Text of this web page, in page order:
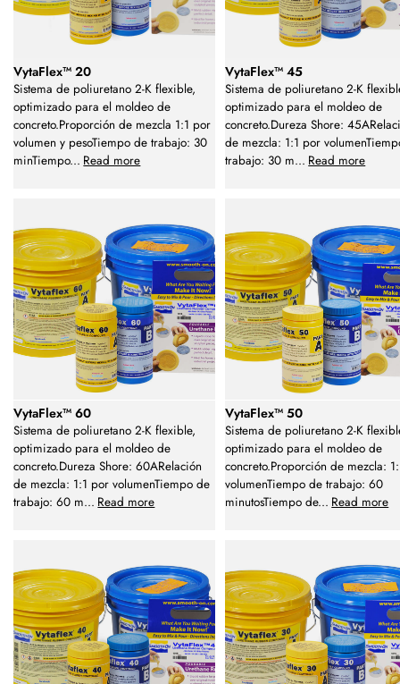
VytaFlex™ 20
Sistema de poliuretano 2-K flexible,
optimizado para el moldeo de
concreto.Proporción de mezcla 1:1 por
volumen y pesoTiempo de trabajo: 30
minTiempo... Read more
VytaFlex™ 45
Sistema de poliuretano 2-K
optimizado para el moldeo de
concreto.Dureza Shore:
de mezcla: 1:1 por
trabajo: 30 m... Read more
VytaFlex™ 60
Sistema de poliuretano 2-K flexible,
optimizado para el moldeo de
concreto.Dureza Shore: 60ARelación
de mezcla: 1:1 por volumenTiempo de
trabajo: 60 m... Read more
VytaFlex™ 50
Sistema de poliuretano 2-K
optimizado para el moldeo de
concreto.Proporción de mezcla:
volumenTiempo de trabajo: 60
minutosTiempo de... Read more